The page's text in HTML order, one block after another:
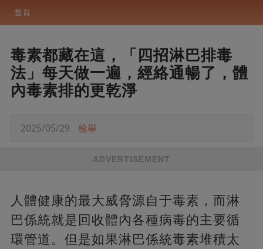
首頁
毒素都藏在這，「四招淋巴排毒
法」每天做一遍，經絡通暢了，體
內毒素排的更乾淨
2025/05/29 檢舉
ADVERTISEMENT
人體健康的最大威脅源自于毒素，而淋
巴係統就是回收體內各種病毒的主要循
環管道。但是如果淋巴係統毒素堆積太